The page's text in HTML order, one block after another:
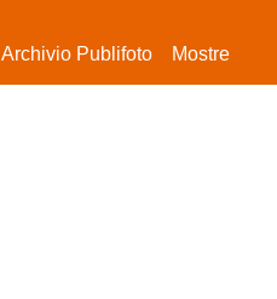
Archivio Publifoto Mostre